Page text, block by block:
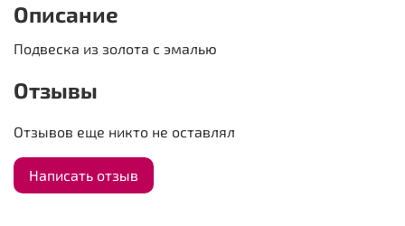
Описание
Подвеска из золота с эмалью
Отзывы
Отзывов еще никто не оставлял
Написать отзыв